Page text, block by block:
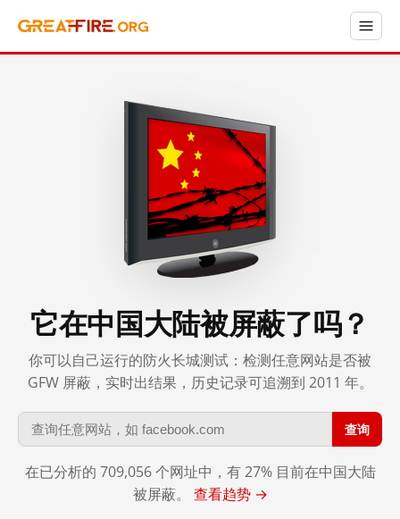
它在中国大陆被屏蔽了吗？
你可以自己运行的防火长城测试：检测任意网站是否被
GFW 屏蔽，实时出结果，历史记录可追溯到 2011 年。
查询
在已分析的 709,056 个网址中，有 27% 目前在中国大陆
被屏蔽。 查看趋势 →